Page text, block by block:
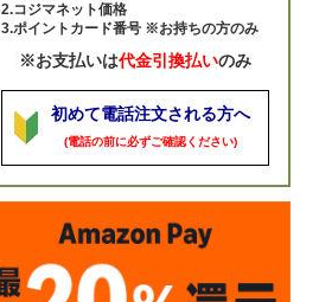
2.コジマネット価格
3.ポイントカード番号 ※お持ちの方のみ
※お支払いは代金引換払いのみ
初めて電話注文される方へ
(電話の前に必ずご確認ください)